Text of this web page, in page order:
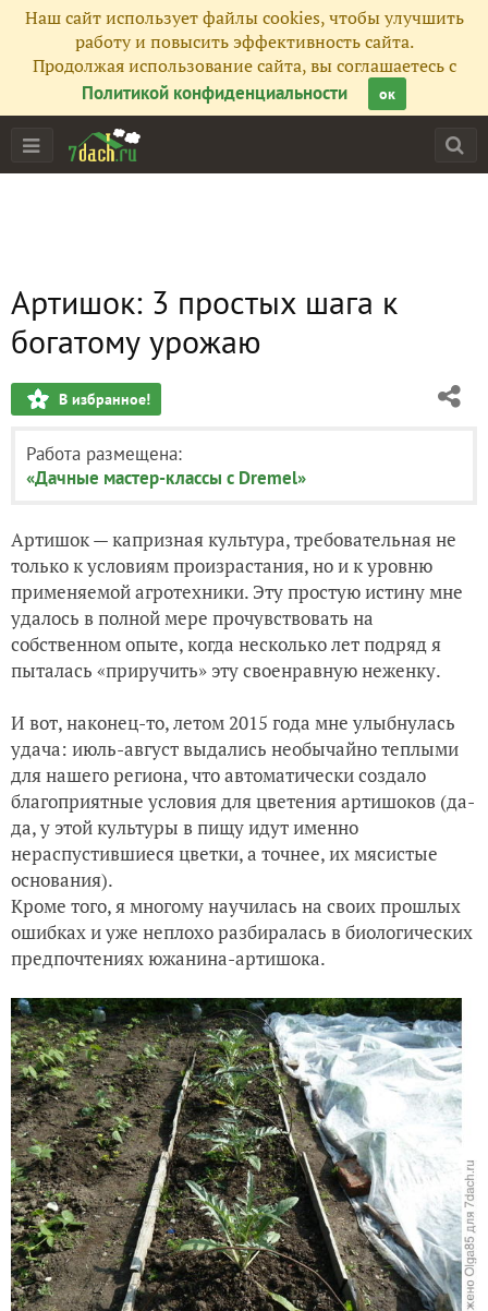
Наш сайт использует файлы cookies, чтобы улучшить
работу и повысить эффективность сайта.
Продолжая использование сайта, вы соглашаетесь с
Политикой конфиденциальности
ок
Артишок: 3 простых шага к
богатому урожаю
В избранное!
Работа размещена:
«Дачные мастер-классы c Dremel»
Артишок — капризная культура, требовательная не
только к условиям произрастания, но и к уровню
применяемой агротехники. Эту простую истину мне
удалось в полной мере прочувствовать на
собственном опыте, когда несколько лет подряд я
пыталась «приручить» эту своенравную неженку.
И вот, наконец-то, летом 2015 года мне улыбнулась
удача: июль-август выдались необычайно теплыми
для нашего региона, что автоматически создало
благоприятные условия для цветения артишоков (да-
да, у этой культуры в пищу идут именно
нераспустившиеся цветки, а точнее, их мясистые
основания).
Кроме того, я многому научилась на своих прошлых
ошибках и уже неплохо разбиралась в биологических
предпочтениях южанина-артишока.